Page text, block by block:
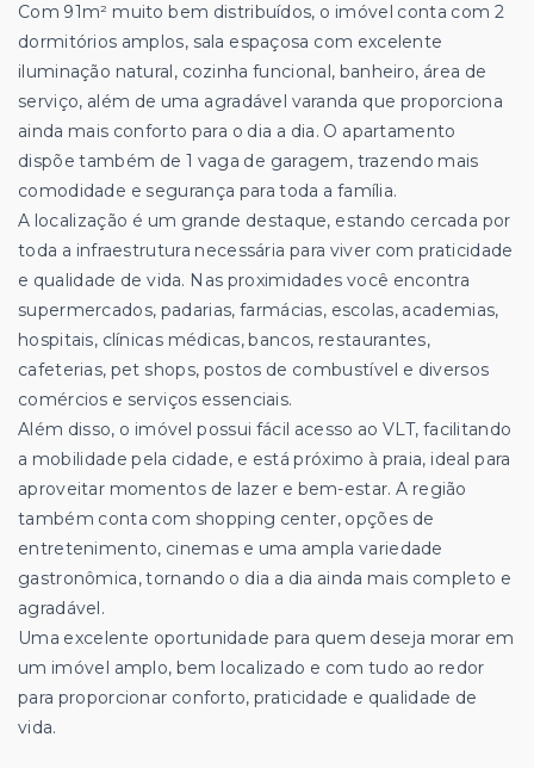
Com 91m² muito bem distribuídos, o imóvel conta com 2
dormitórios amplos, sala espaçosa com excelente
iluminação natural, cozinha funcional, banheiro, área de
serviço, além de uma agradável varanda que proporciona
ainda mais conforto para o dia a dia. O apartamento
dispõe também de 1 vaga de garagem, trazendo mais
comodidade e segurança para toda a família.
A localização é um grande destaque, estando cercada por
toda a infraestrutura necessária para viver com praticidade
e qualidade de vida. Nas proximidades você encontra
supermercados, padarias, farmácias, escolas, academias,
hospitais, clínicas médicas, bancos, restaurantes,
cafeterias, pet shops, postos de combustível e diversos
comércios e serviços essenciais.
Além disso, o imóvel possui fácil acesso ao VLT, facilitando
a mobilidade pela cidade, e está próximo à praia, ideal para
aproveitar momentos de lazer e bem-estar. A região
também conta com shopping center, opções de
entretenimento, cinemas e uma ampla variedade
gastronômica, tornando o dia a dia ainda mais completo e
agradável.
Uma excelente oportunidade para quem deseja morar em
um imóvel amplo, bem localizado e com tudo ao redor
para proporcionar conforto, praticidade e qualidade de
vida.